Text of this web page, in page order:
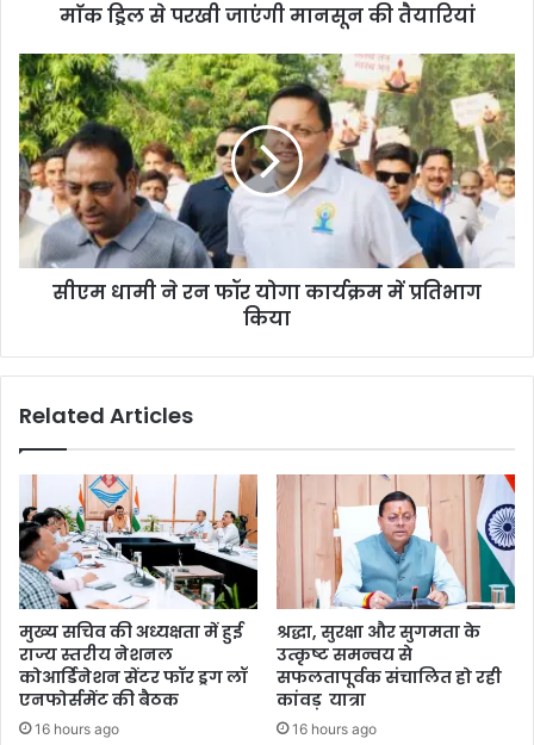
माॅक ड्रिल से परखी जाएंगी मानसून की तैयारियां
सीएम धामी ने रन फॉर योगा कार्यक्रम में प्रतिभाग
किया
Related Articles
मुख्य सचिव की अध्यक्षता में हुई
राज्य स्तरीय नेशनल
कोआर्डिनेशन सेंटर फॉर ड्रग लॉ
एनफोर्समेंट की बैठक
16 hours ago
श्रद्धा, सुरक्षा और सुगमता के
उत्कृष्ट समन्वय से
सफलतापूर्वक संचालित हो रही
कांवड़ यात्रा
16 hours ago